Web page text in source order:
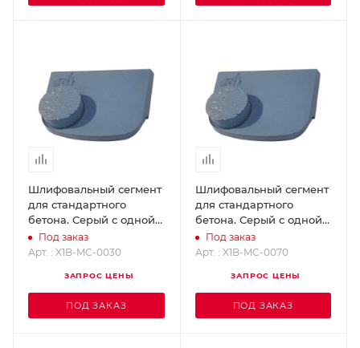
Шлифовальный сегмент
для стандартного
бетона. Серый с одной
кнопкой, Grit 30 X1B-MC-
0030
Под заказ
Арт. : X1B-MC-0030
ЗАПРОС ЦЕНЫ
ПОД ЗАКАЗ
Шлифовальный сегмент
для стандартного
бетона. Серый с одной
кнопкой, Grit 70 X1B-MC-
0070
Под заказ
Арт. : X1B-MC-0070
ЗАПРОС ЦЕНЫ
ПОД ЗАКАЗ